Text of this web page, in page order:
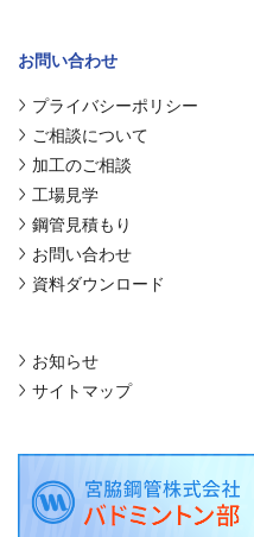
お問い合わせ
プライバシーポリシー
ご相談について
加工のご相談
工場見学
鋼管見積もり
お問い合わせ
資料ダウンロード
お知らせ
サイトマップ